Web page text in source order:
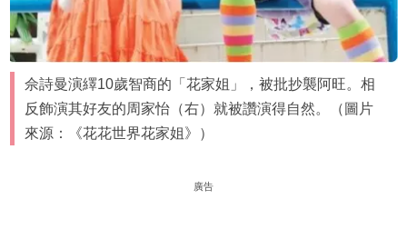
佘詩曼演繹10歲智商的「花家姐」，被批抄襲阿旺。相
反飾演其好友的周家怡（右）就被讚演得自然。（圖片
來源：《花花世界花家姐》）
廣告